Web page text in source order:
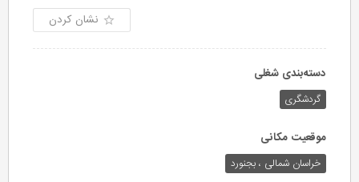
نشان کردن
دسته‌بندی شغلی
گردشگری
موقعیت مکانی
خراسان شمالی ، بجنورد